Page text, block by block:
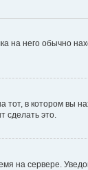
на него обычно
в котором вы
сделать это.
на сервере.